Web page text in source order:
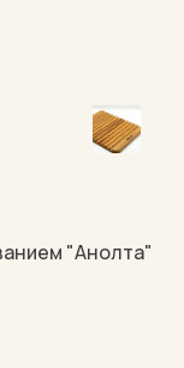
"Анолта"